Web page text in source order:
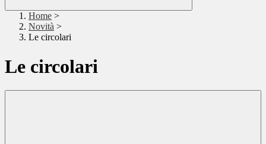
Home >
Novità >
Le circolari
Le circolari